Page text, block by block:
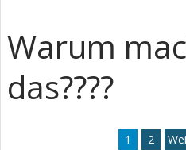
Warum
das????
1 2